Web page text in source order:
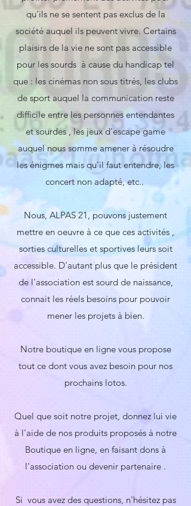
qu'ils ne se sentent pas exclus de la
société auquel ils peuvent vivre. Certains
plaisirs de la vie ne sont pas accessible
pour les sourds à cause du handicap tel
que : les cinémas non sous titrés, les clubs
de sport auquel la communication reste
difficile entre les personnes entendantes
et sourdes , les jeux d'escape game
auquel nous somme amener à résoudre
les énigmes mais qu'il faut entendre, les
concert non adapté, etc..
Nous, ALPAS 21, pouvons justement
mettre en oeuvre à ce que ces activités ,
sorties culturelles et sportives leurs soit
accessible. D'autant plus que le président
de l'association est sourd de naissance,
connait les réels besoins pour pouvoir
mener les projets à bien.
Notre boutique en ligne vous propose
tout ce dont vous avez besoin pour nos
prochains lotos.
Quel que soit notre projet, donnez lui vie
à l'aide de nos produits proposés à notre
Boutique en ligne, en faisant dons à
l'association ou devenir partenaire .
Si vous avez des questions, n'hésitez pas